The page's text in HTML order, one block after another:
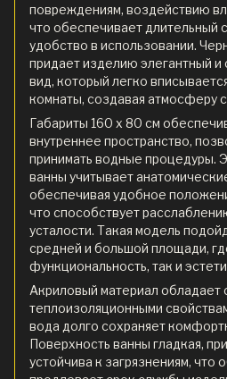
повреждениям, воздействию
что обеспечивает длительный
удобство в использовании.
придает изделию элегантный
вид, который легко
комнаты, создавая атмосферу
Габариты 160 x 80 см
внутреннее пространство,
принимать водные процедуры.
ванны учитывает
обеспечивая удобное
что способствует
усталости. Такая модель
средней и большой площади,
функциональность, так и
Акриловый материал обладает
теплоизоляционными
вода долго сохраняет
Поверхность ванны гладкая,
устойчива к загрязнениям, что